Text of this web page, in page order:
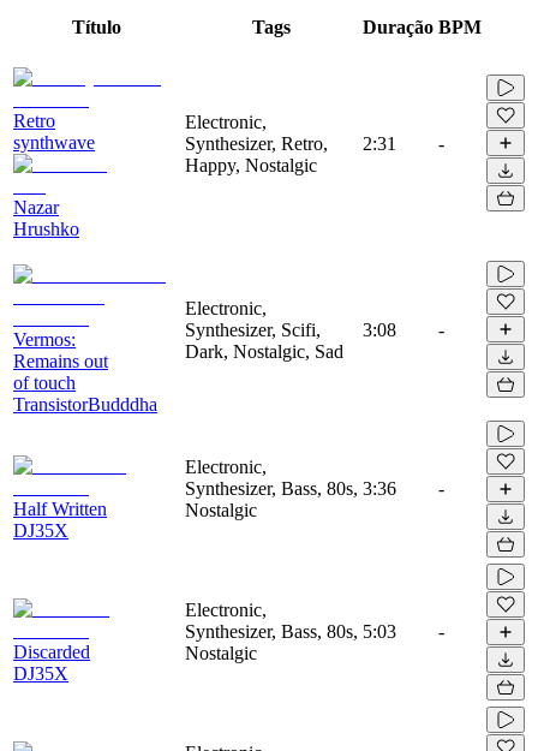
Título Tags Duração BPM
Retro
synthwave
Nazar
Hrushko
Electronic,
Synthesizer, Retro,
Happy, Nostalgic
2:31 -
Vermos:
Remains out
of touch
TransistorBudddha
Electronic,
Synthesizer, Scifi,
Dark, Nostalgic, Sad
3:08 -
Half Written
DJ35X
Electronic,
Synthesizer, Bass, 80s,
Nostalgic
3:36 -
Discarded
DJ35X
Electronic,
Synthesizer, Bass, 80s,
Nostalgic
5:03 -